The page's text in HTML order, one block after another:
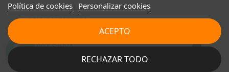
TOYOTA COROLLA (E21) HYBRID STYLE
OEM:8465202A30
48,00 € Sin IVA
58,08 € Con IVA
Política de cookies Personalizar cookies
RECHAZAR TODO
ACEPTO